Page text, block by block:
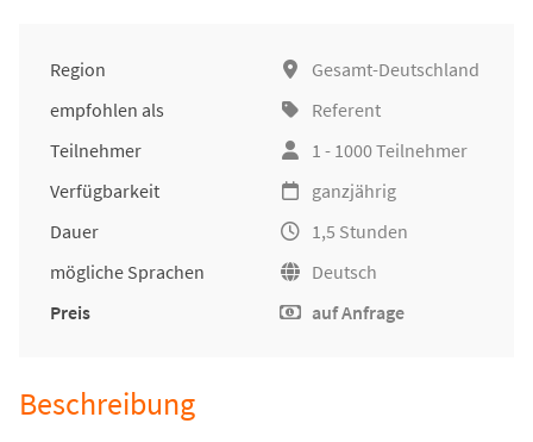
Region
Gesamt-Deutschland
empfohlen als
Referent
Teilnehmer
1 - 1000 Teilnehmer
Verfügbarkeit
ganzjährig
Dauer
1,5 Stunden
mögliche Sprachen
Deutsch
Preis
auf Anfrage
Beschreibung